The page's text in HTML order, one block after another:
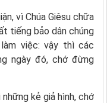
vì Chúa Giêsu chữa
tiếng bảo dân chúng
việc: vậy thì các
ngày đó, chớ đừng
kẻ giả hình, chớ